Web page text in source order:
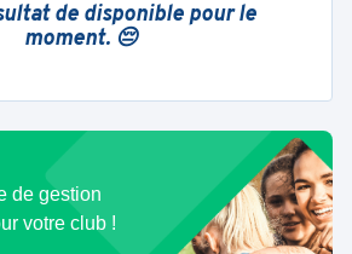
de disponible pour le
moment. 😔
de gestion
votre club !